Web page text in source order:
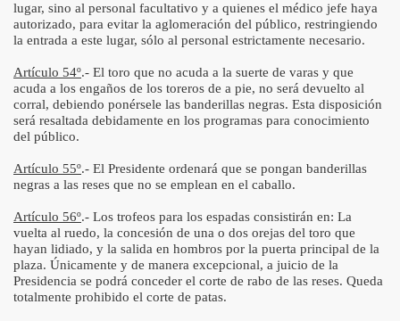
lugar, sino al personal facultativo y a quienes el médico jefe haya
autorizado, para evitar la aglomeración del público, restringiendo
la entrada a este lugar, sólo al personal estrictamente necesario.
Artículo 54º.- El toro que no acuda a la suerte de varas y que
acuda a los engaños de los toreros de a pie, no será devuelto al
corral, debiendo ponérsele las banderillas negras. Esta disposición
será resaltada debidamente en los programas para conocimiento
del público.
Artículo 55º.- El Presidente ordenará que se pongan banderillas
negras a las reses que no se emplean en el caballo.
Artículo 56º.- Los trofeos para los espadas consistirán en: La
vuelta al ruedo, la concesión de una o dos orejas del toro que
hayan lidiado, y la salida en hombros por la puerta principal de la
plaza. Únicamente y de manera excepcional, a juicio de la
Presidencia se podrá conceder el corte de rabo de las reses. Queda
totalmente prohibido el corte de patas.